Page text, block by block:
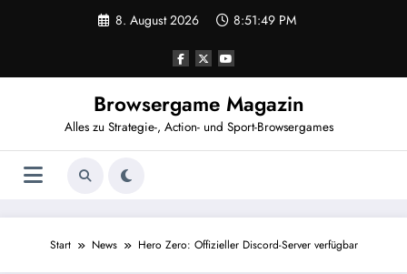
8. August 2026 8:51:49 PM
Browsergame Magazin
Alles zu Strategie-, Action- und Sport-Browsergames
Start News Hero Zero: Offizieller Discord-Server verfügbar